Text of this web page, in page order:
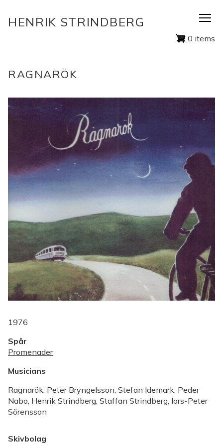
HENRIK STRINDBERG
0 items
RAGNARÖK
1976
Spår
Promenader
Musicians
Ragnarök: Peter Bryngelsson, Stefan Idemark, Peder
Nabo, Henrik Strindberg, Staffan Strindberg, lars-Peter
Sörensson
Skivbolag